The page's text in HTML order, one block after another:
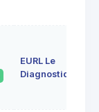
EURL Le
Diagnostiqueur